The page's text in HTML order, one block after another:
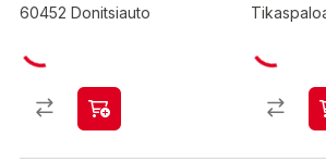
60452 Donitsiauto